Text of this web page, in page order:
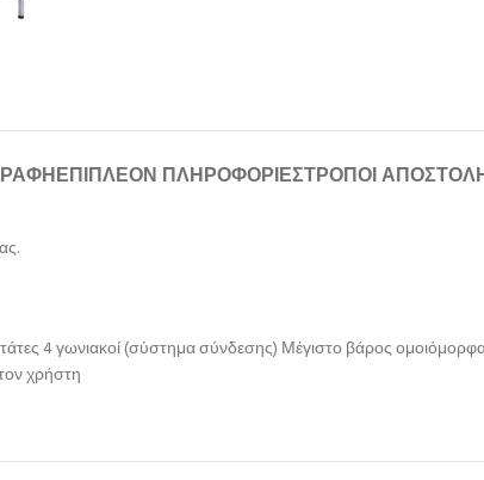
ΕΠΙΠΛΈΟΝ ΠΛΗΡΟΦΟΡΊΕΣΤΡΌΠΟΙ
4 γωνιακοί (σύστημα σύνδεσης) Μέγιστο βάρος
χρήστη